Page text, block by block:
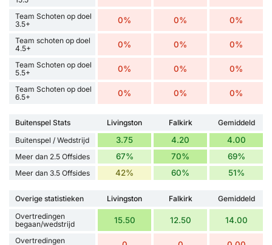
Team Schoten op doel
3.5+
0% 0% 0%
Team schoten op doel
4.5+
0% 0% 0%
Team Schoten op doel
5.5+
0% 0% 0%
Team Schoten op doel
6.5+
0% 0% 0%
Buitenspel Stats Livingston Falkirk
Gemiddeld
Buitenspel / Wedstrijd
3.75 4.20 4.00
Meer dan 2.5 Offsides 67% 70% 69%
Meer dan 3.5 Offsides 42% 60% 51%
Overige statistieken Livingston Falkirk
Gemiddeld
Overtredingen
begaan/wedstrijd
15.50 12.50 14.00
Overtredingen